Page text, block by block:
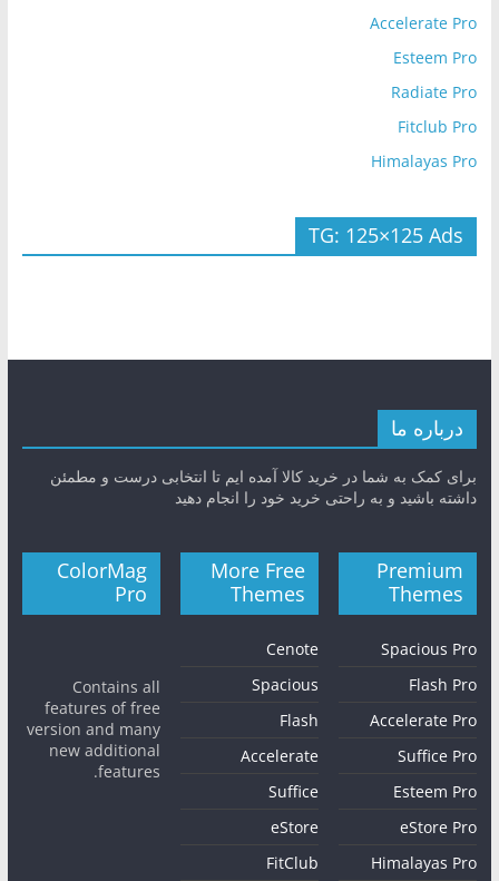
Accelerate Pro
Esteem Pro
Radiate Pro
Fitclub Pro
Himalayas Pro
TG: 125×125 Ads
درباره ما
برای کمک به شما در خرید کالا آمده ایم تا انتخابی درست و مطمئن
داشته باشید و به راحتی خرید خود را انجام دهید
Premium
Themes
Spacious Pro
Flash Pro
Accelerate Pro
Suffice Pro
Esteem Pro
eStore Pro
Himalayas Pro
More Free
Themes
Cenote
Spacious
Flash
Accelerate
Suffice
eStore
FitClub
ColorMag
Pro
Contains all
features of free
version and many
new additional
features.